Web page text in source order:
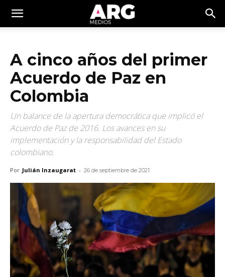
A cinco años del primer
Acuerdo de Paz en
Colombia
Un balance de la apertura democrática que implicó el
Acuerdo de Paz de 2016. Los avances en su
implementación y la responsabilidad del Estado
colombiano.
Por Julián Inzaugarat - 26 de septiembre de 2021